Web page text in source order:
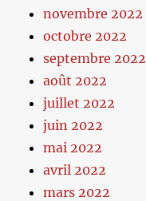
novembre 2022
octobre 2022
septembre 2022
août 2022
juillet 2022
juin 2022
mai 2022
avril 2022
mars 2022